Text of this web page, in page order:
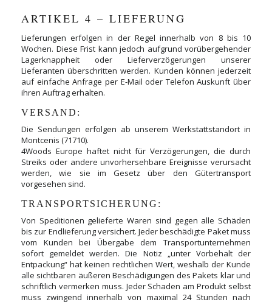
ARTIKEL 4 – LIEFERUNG
Lieferungen erfolgen in der Regel innerhalb von 8 bis 10
Wochen. Diese Frist kann jedoch aufgrund vorübergehender
Lagerknappheit oder Lieferverzögerungen unserer
Lieferanten überschritten werden. Kunden können jederzeit
auf einfache Anfrage per E-Mail oder Telefon Auskunft über
ihren Auftrag erhalten.
VERSAND:
Die Sendungen erfolgen ab unserem Werkstattstandort in
Montcenis (71710).
4Woods Europe haftet nicht für Verzögerungen, die durch
Streiks oder andere unvorhersehbare Ereignisse verursacht
werden, wie sie im Gesetz über den Gütertransport
vorgesehen sind.
TRANSPORTSICHERUNG:
Von Speditionen gelieferte Waren sind gegen alle Schäden
bis zur Endlieferung versichert. Jeder beschädigte Paket muss
vom Kunden bei Übergabe dem Transportunternehmen
sofort gemeldet werden. Die Notiz „unter Vorbehalt der
Entpackung“ hat keinen rechtlichen Wert, weshalb der Kunde
alle sichtbaren äußeren Beschädigungen des Pakets klar und
schriftlich vermerken muss. Jeder Schaden am Produkt selbst
muss zwingend innerhalb von maximal 24 Stunden nach